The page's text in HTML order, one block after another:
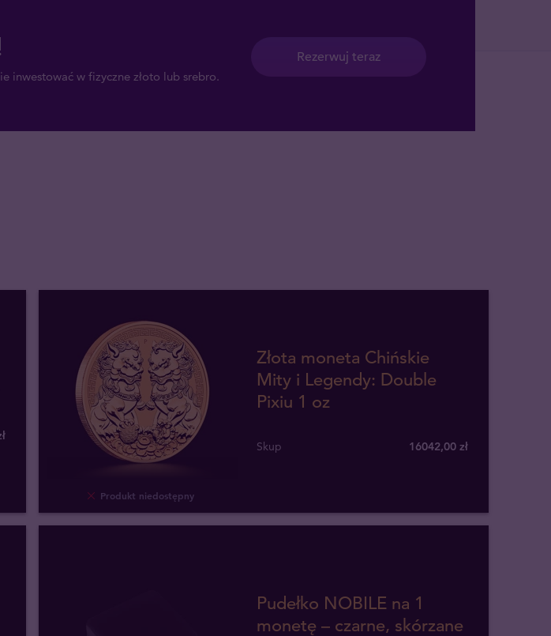
inwestować w fizyczne złoto lub srebro.
Rezerwuj teraz
Produkt niedostępny
Złota moneta Chińskie
Mity i Legendy: Double
Pixiu 1 oz
Skup 16042,00 zł
Pudełko NOBILE na 1
monetę – czarne, skórzane